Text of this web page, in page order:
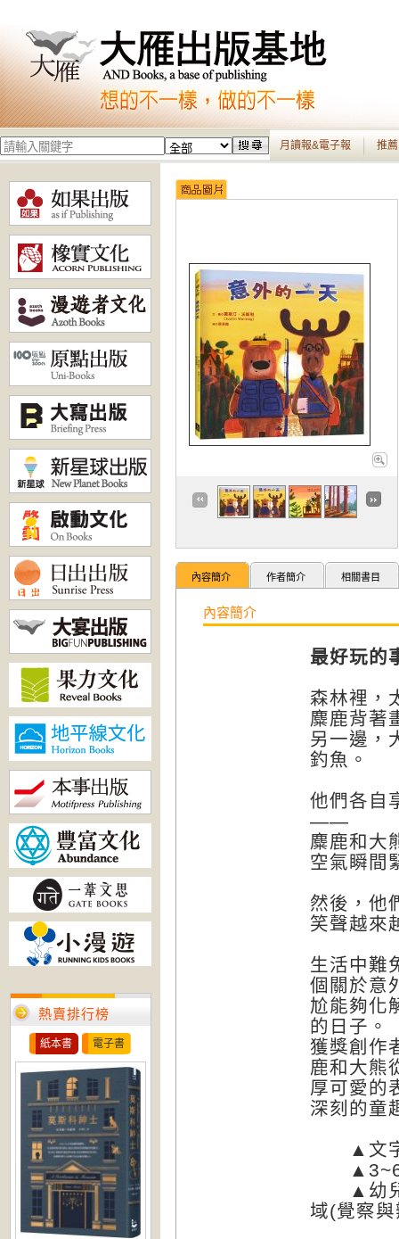
月讀報&電子報 推
熱賣排行榜
紙本書 電子書
內容簡介 作者簡介 相關書目
內容簡介
最好玩的
森林裡，
麋鹿背著
另一邊，
釣魚。
他們各自
——
麋鹿和大
空氣瞬
然後，他
笑聲越來
生活中難
個關於意
尬能夠化
的日子。
獲獎創作
鹿和大熊
厚可愛的
深刻的童
▲ 文
▲3~6歲
▲幼兒
域(覺察